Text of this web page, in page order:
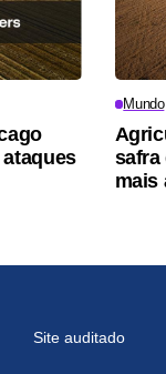
Mundo
safra
mais
Site auditado